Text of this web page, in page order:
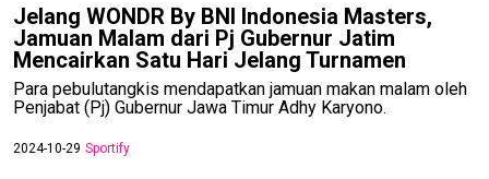
Jelang WONDR By BNI Indonesia Masters,
Jamuan Malam dari Pj Gubernur Jatim
Mencairkan Satu Hari Jelang Turnamen
Para pebulutangkis mendapatkan jamuan makan malam oleh
Penjabat (Pj) Gubernur Jawa Timur Adhy Karyono.
2024-10-29 Sportify